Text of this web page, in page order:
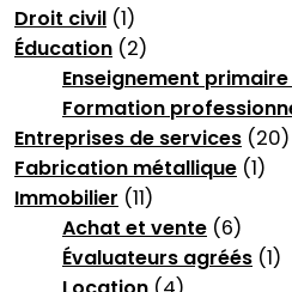
Droit civil (1)
Éducation (2)
Enseignement
Formation
Entreprises de services (20)
Fabrication métallique (1)
Immobilier (11)
Achat et vente (6)
Évaluateurs agréés (1)